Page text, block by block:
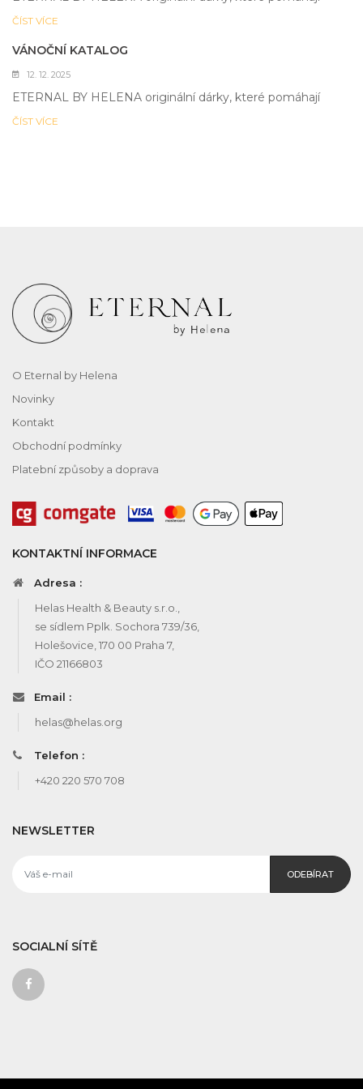
ČÍST VÍCE
VÁNOČNÍ KATALOG
12. 12. 2025
ETERNAL BY HELENA originální dárky, které pomáhají
ČÍST VÍCE
O Eternal by Helena
Novinky
Kontakt
Obchodní podmínky
Platební způsoby a doprava
KONTAKTNÍ INFORMACE
Adresa :
Helas Health & Beauty s.r.o.,
se sídlem Pplk. Sochora 739/36,
Holešovice, 170 00 Praha 7,
IČO 21166803
Email :
helas@helas.org
Telefon :
+420 220 570 708
NEWSLETTER
ODEBÍRAT
SOCIALNÍ SÍTĚ